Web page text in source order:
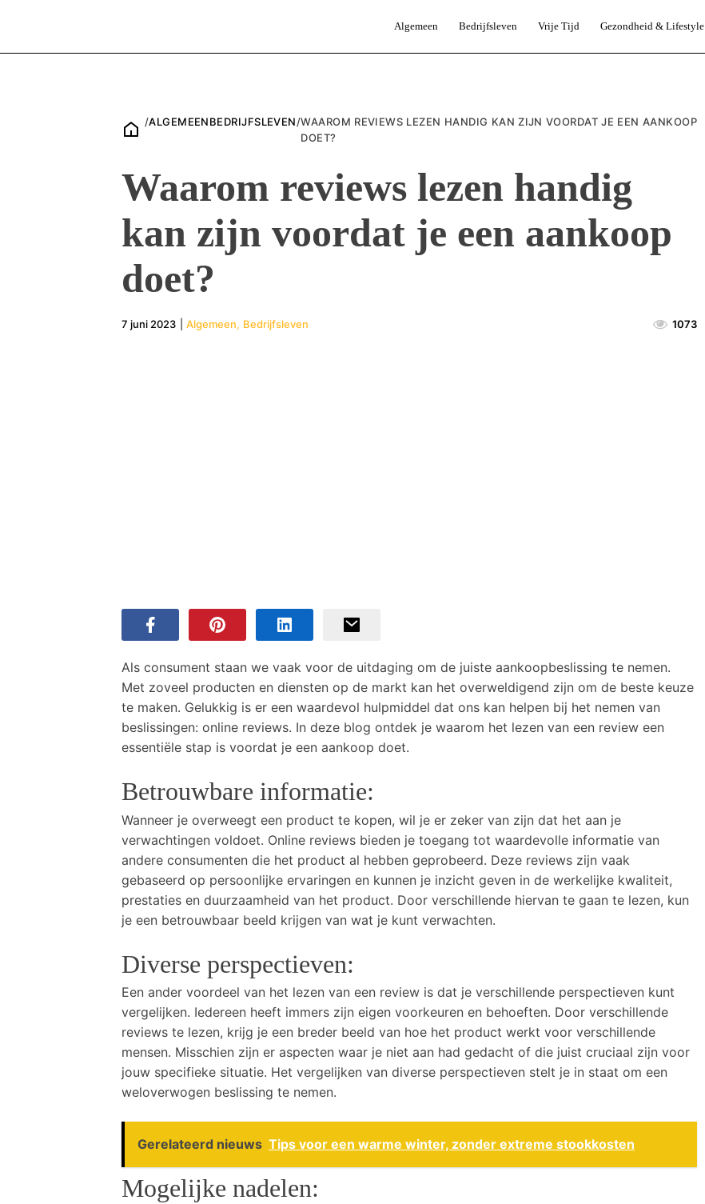
Algemeen Bedrijfsleven Vrije Tijd Gezondheid & Lifestyle
/ALGEMEENBEDRIJFSLEVEN/WAAROM REVIEWS LEZEN HANDIG KAN ZIJN VOORDAT JE EEN AANKOOP
DOET?
Waarom reviews lezen handig
kan zijn voordat je een aankoop
doet?
7 juni 2023 Algemeen, Bedrijfsleven 1073
Als consument staan we vaak voor de uitdaging om de juiste aankoopbeslissing te nemen.
Met zoveel producten en diensten op de markt kan het overweldigend zijn om de beste keuze
te maken. Gelukkig is er een waardevol hulpmiddel dat ons kan helpen bij het nemen van
beslissingen: online reviews. In deze blog ontdek je waarom het lezen van een review een
essentiële stap is voordat je een aankoop doet.
Betrouwbare informatie:
Wanneer je overweegt een product te kopen, wil je er zeker van zijn dat het aan je
verwachtingen voldoet. Online reviews bieden je toegang tot waardevolle informatie van
andere consumenten die het product al hebben geprobeerd. Deze reviews zijn vaak
gebaseerd op persoonlijke ervaringen en kunnen je inzicht geven in de werkelijke kwaliteit,
prestaties en duurzaamheid van het product. Door verschillende hiervan te gaan te lezen, kun
je een betrouwbaar beeld krijgen van wat je kunt verwachten.
Diverse perspectieven:
Een ander voordeel van het lezen van een review is dat je verschillende perspectieven kunt
vergelijken. Iedereen heeft immers zijn eigen voorkeuren en behoeften. Door verschillende
reviews te lezen, krijg je een breder beeld van hoe het product werkt voor verschillende
mensen. Misschien zijn er aspecten waar je niet aan had gedacht of die juist cruciaal zijn voor
jouw specifieke situatie. Het vergelijken van diverse perspectieven stelt je in staat om een
weloverwogen beslissing te nemen.
Gerelateerd nieuws Tips voor een warme winter, zonder extreme stookkosten
Mogelijke nadelen: